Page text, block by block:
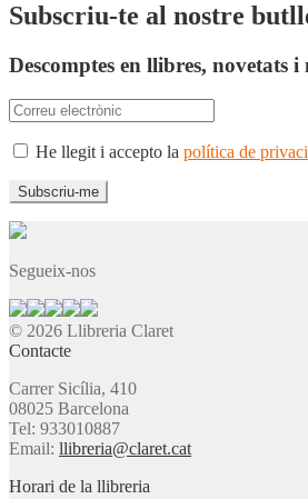
Subscriu-te al nostre
Descomptes en llibres, novetats i
He llegit i accepto la política de
Segueix-nos
© 2026 Llibreria Claret
Contacte
Carrer Sicília, 410
08025 Barcelona
Tel: 933010887
Email: llibreria@claret.cat
Horari de la llibreria